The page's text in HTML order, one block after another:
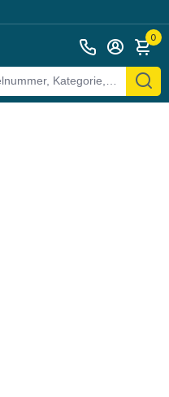
0